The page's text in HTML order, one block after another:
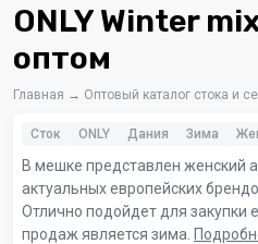
ONLY Winter
оптом
Главная → Оптовый каталог стока и
Сток ONLY Дания Зима
В мешке представлен женский
актуальных европейских
Отлично подойдет для закупки
продаж является зима.